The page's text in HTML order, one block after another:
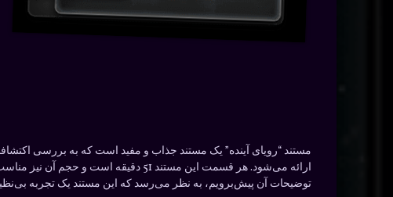
ارائه می‌شود. هر قسمت این مستند 51
توضیحات آن پیش‌برویم، به نظر می‌رسد که این مستند یک تجربه